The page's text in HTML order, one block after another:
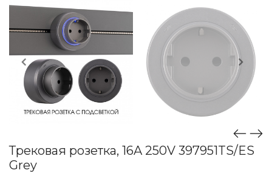
Трековая розетка, 16A 250V 397951TS/ES
Grey